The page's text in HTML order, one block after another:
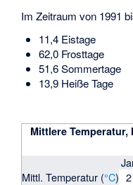
Im Zeitraum von 1991
11,4 Eistage
62,0 Frosttage
51,6 Sommertage
13,9 Heiße Tage
Mittlere
Mittl. Temperatur (°C) 2